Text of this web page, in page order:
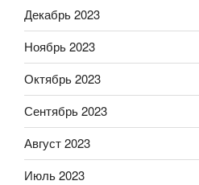
Декабрь 2023
Ноябрь 2023
Октябрь 2023
Сентябрь 2023
Август 2023
Июль 2023